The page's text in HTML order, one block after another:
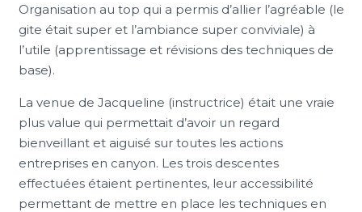
Organisation au top qui a permis d’allier l’agréable (le
gite était super et l’ambiance super conviviale) à
l’utile (apprentissage et révisions des techniques de
base).
La venue de Jacqueline (instructrice) était une vraie
plus value qui permettait d’avoir un regard
bienveillant et aiguisé sur toutes les actions
entreprises en canyon. Les trois descentes
effectuées étaient pertinentes, leur accessibilité
permettant de mettre en place les techniques en